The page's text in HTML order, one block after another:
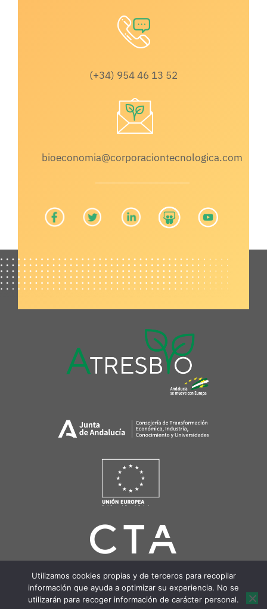
(+34) 954 46 13 52
bioeconomia@corporaciontecnologica.com
Utilizamos cookies propias y de terceros para recopilar
información que ayuda a optimizar su experiencia. No se
utilizarán para recoger información de carácter personal.